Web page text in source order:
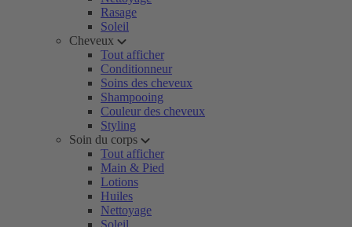
Rasage
Soleil
Cheveux
Tout afficher
Conditionneur
Soins des cheveux
Shampooing
Couleur des cheveux
Styling
Soin du corps
Tout afficher
Main & Pied
Lotions
Huiles
Nettoyage
Soleil